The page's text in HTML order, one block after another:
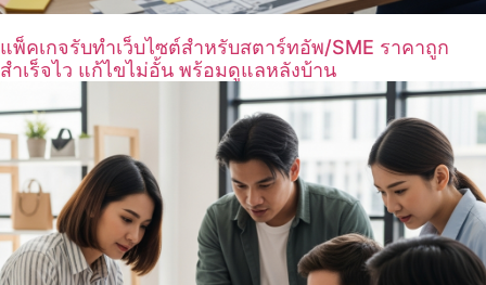
แพ็คเกจรับทำเว็บไซต์สำหรับสตาร์ทอัพ/SME ราคาถูก
สำเร็จไว แก้ไขไม่อั้น พร้อมดูแลหลังบ้าน